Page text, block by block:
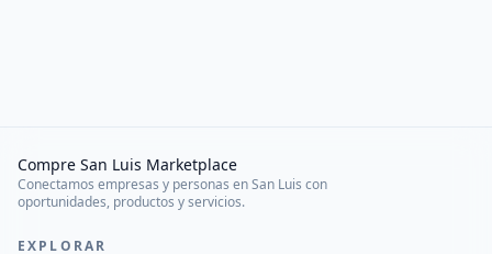
Compre San Luis Marketplace
Conectamos empresas y personas en San Luis con
oportunidades, productos y servicios.
EXPLORAR